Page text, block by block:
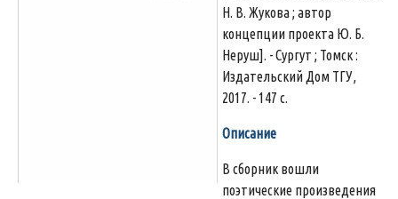
Н. В. Жукова ; автор
концепции проекта Ю. Б.
Неруш]. - Сургут ; Томск :
Издательский Дом ТГУ,
2017. - 147 с.
Описание
В сборник вошли
поэтические произведения